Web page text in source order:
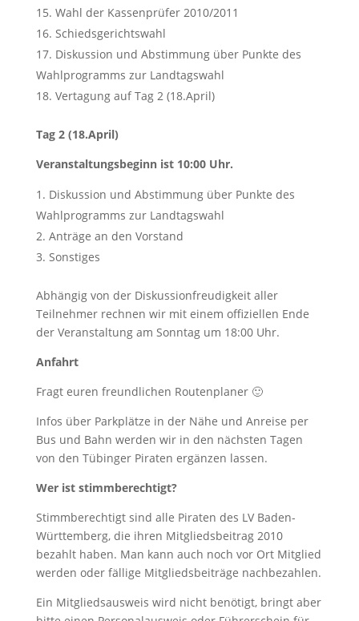
Wahl der Kassenprüfer 2010/2011
Schiedsgerichtswahl
Diskussion und Abstimmung über Punkte des
Wahlprogramms zur Landtagswahl
Vertagung auf Tag 2 (18.April)
Tag 2 (18.April)
Veranstaltungsbeginn ist 10:00 Uhr.
Diskussion und Abstimmung über Punkte des
Wahlprogramms zur Landtagswahl
Anträge an den Vorstand
Sonstiges
Abhängig von der Diskussionfreudigkeit aller
Teilnehmer rechnen wir mit einem offiziellen Ende
der Veranstaltung am Sonntag um 18:00 Uhr.
Anfahrt
Fragt euren freundlichen Routenplaner 🙂
Infos über Parkplätze in der Nähe und Anreise per
Bus und Bahn werden wir in den nächsten Tagen
von den Tübinger Piraten ergänzen lassen.
Wer ist stimmberechtigt?
Stimmberechtigt sind alle Piraten des LV Baden-
Württemberg, die ihren Mitgliedsbeitrag 2010
bezahlt haben. Man kann auch noch vor Ort Mitglied
werden oder fällige Mitgliedsbeiträge nachbezahlen.
Ein Mitgliedsausweis wird nicht benötigt, bringt aber